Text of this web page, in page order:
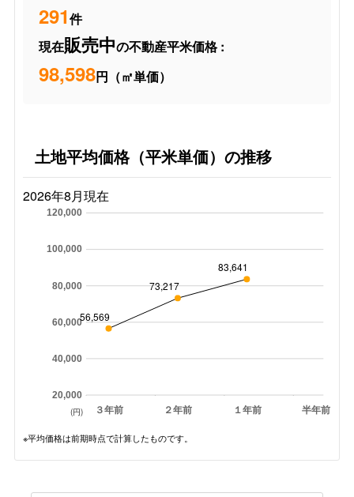
291件
現在販売中の不動産平米価格 :
98,598円（㎡単価）
土地平均価格（平米単価）の推移
2026年8月現在
３年前 ２年前 １年前 半年前
20,000
40,000
60,000
80,000
100,000
120,000
56,569
73,217
83,641
(円)
※平均価格は前期時点で計算したものです。